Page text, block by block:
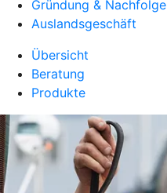
Gründung & Nachfolge
Auslandsgeschäft
Übersicht
Beratung
Produkte